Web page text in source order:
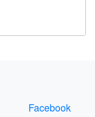
Facebook